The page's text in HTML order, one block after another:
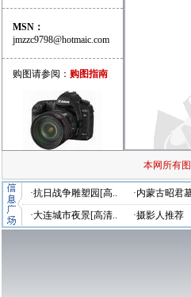
MSN：
jmzzc9798@hotmaic.com
购图请参阅： 购图指南
本网所有
·抗日战争雕塑园[高.. ·内蒙古昭君
·大连城市夜景[高清..
·摄影人推荐